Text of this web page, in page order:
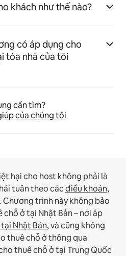
khách như thế nào?
có áp dụng cho
tòa nhà của tôi
cần tìm?
của chúng tôi
hại cho host không phải là
tuân theo cácđiều khoản,
Chương trình này không bảo
ở tại Nhật Bản – nơi áp
Nhật Bản, và cũng không
thuê chỗ ở thông qua
thuê chỗ ở tại Trung Quốc